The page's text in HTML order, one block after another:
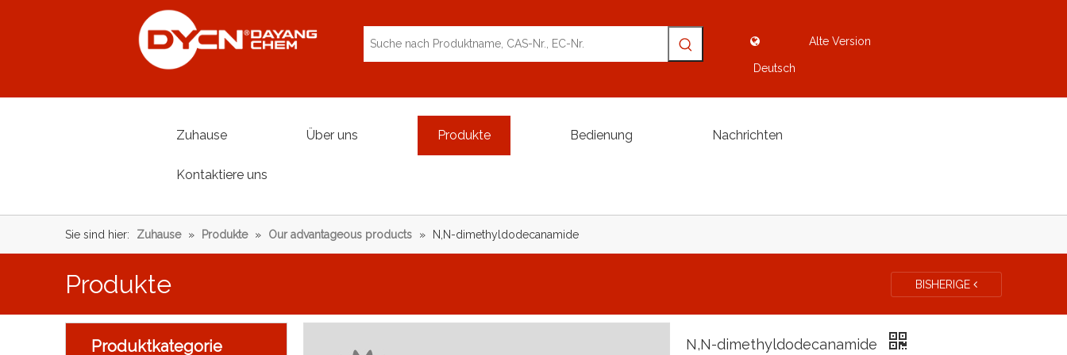
Deutsch
Alte Version
Zuhause Über uns Produkte Bedienung Nachrichten
Kontaktiere uns
Sie sind hier: Zuhause » Produkte » Our advantageous products » N,N-dimethyldodecanamide
Produkte BISHERIGE
Produktkategorie N,N-dimethyldodecanamide